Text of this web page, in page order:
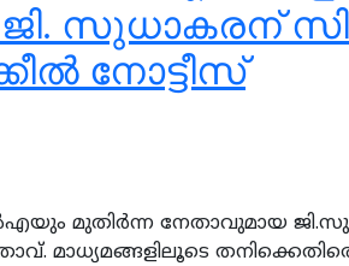
ജി. സുധാകരന്
നോട്ടീസ്
മുതിര്‍ന്ന നേതാവുമായ
മാധ്യമങ്ങളിലൂടെ